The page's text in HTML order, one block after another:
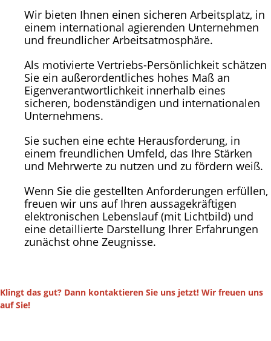
Wir bieten Ihnen einen sicheren Arbeitsplatz, in
einem international agierenden Unternehmen
und freundlicher Arbeitsatmosphäre.
Als motivierte Vertriebs-Persönlichkeit schätzen
Sie ein außerordentliches hohes Maß an
Eigenverantwortlichkeit innerhalb eines
sicheren, bodenständigen und internationalen
Unternehmens.
Sie suchen eine echte Herausforderung, in
einem freundlichen Umfeld, das Ihre Stärken
und Mehrwerte zu nutzen und zu fördern weiß.
Wenn Sie die gestellten Anforderungen erfüllen,
freuen wir uns auf Ihren aussagekräftigen
elektronischen Lebenslauf (mit Lichtbild) und
eine detaillierte Darstellung Ihrer Erfahrungen
zunächst ohne Zeugnisse.
Klingt das gut? Dann kontaktieren Sie uns jetzt! Wir freuen uns
auf Sie!